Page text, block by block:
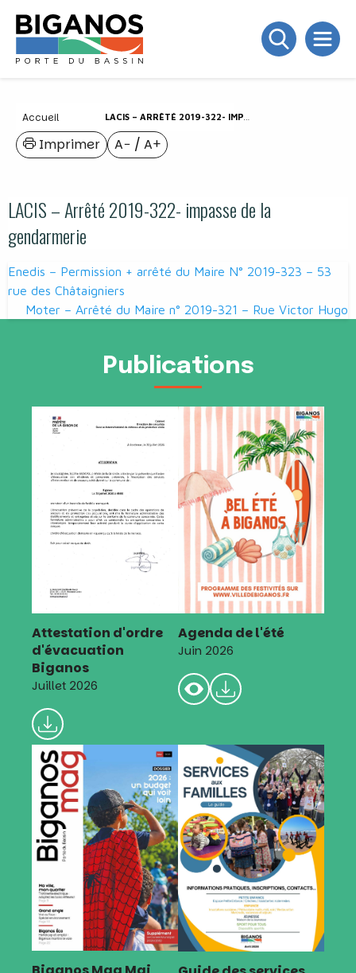
Accueil LACIS – ARRÊTÉ 2019-322- IMPASSE DE LA GENDARMERIE
A− / A+
Imprimer
LACIS – Arrêté 2019-322- impasse de la
gendarmerie
Navigation
de
l’article
Enedis – Permission + arrêté du Maire N° 2019-323 – 53
rue des Châtaigniers
Moter – Arrêté du Maire n° 2019-321 – Rue Victor Hugo
Publications
Attestation d'ordre
d'évacuation
Biganos
Juillet 2026
Agenda de l'été
Juin 2026